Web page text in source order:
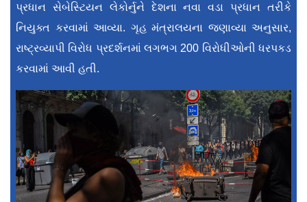
પ્રધાન સેબેસ્ટિયન લેકોર્નુને દેશના નવા વડા પ્રધાન તરીકે
નિયુક્ત કરવામાં આવ્યા. ગૃહ મંત્રાલયના જણાવ્યા અનુસાર,
રાષ્ટ્રવ્યાપી વિરોધ પ્રદર્શનમાં લગભગ 200 વિરોધીઓની ધરપકડ
કરવામાં આવી હતી.